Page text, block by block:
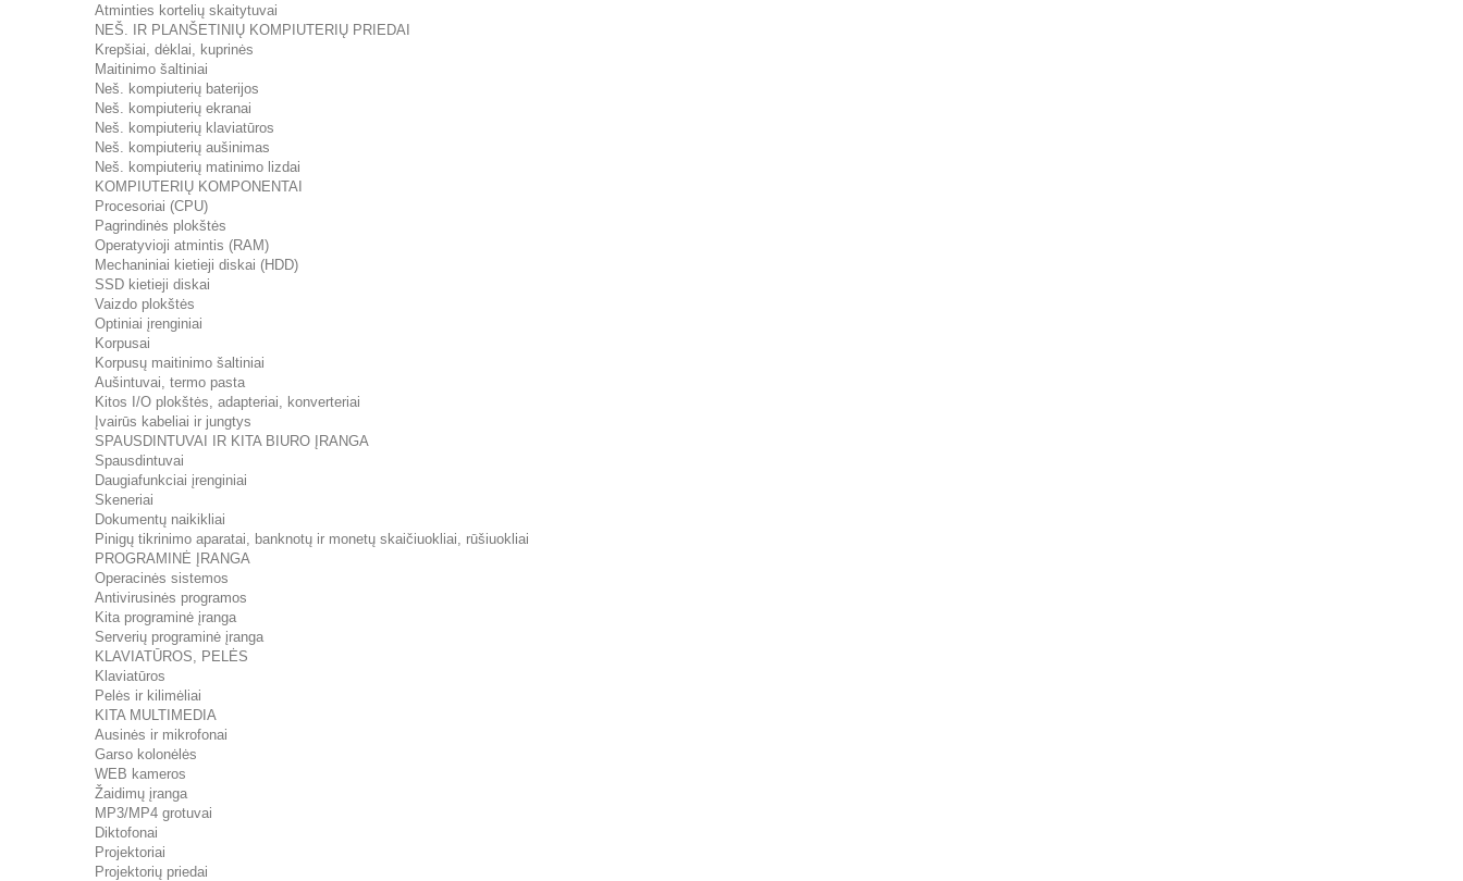
Atminties kortelių skaitytuvai
NEŠ. IR PLANŠETINIŲ KOMPIUTERIŲ PRIEDAI
Krepšiai, dėklai, kuprinės
Maitinimo šaltiniai
Neš. kompiuterių baterijos
Neš. kompiuterių ekranai
Neš. kompiuterių klaviatūros
Neš. kompiuterių aušinimas
Neš. kompiuterių matinimo lizdai
KOMPIUTERIŲ KOMPONENTAI
Procesoriai (CPU)
Pagrindinės plokštės
Operatyvioji atmintis (RAM)
Mechaniniai kietieji diskai (HDD)
SSD kietieji diskai
Vaizdo plokštės
Optiniai įrenginiai
Korpusai
Korpusų maitinimo šaltiniai
Aušintuvai, termo pasta
Kitos I/O plokštės, adapteriai, konverteriai
Įvairūs kabeliai ir jungtys
SPAUSDINTUVAI IR KITA BIURO ĮRANGA
Spausdintuvai
Daugiafunkciai įrenginiai
Skeneriai
Dokumentų naikikliai
Pinigų tikrinimo aparatai, banknotų ir monetų skaičiuokliai, rūšiuokliai
PROGRAMINĖ ĮRANGA
Operacinės sistemos
Antivirusinės programos
Kita programinė įranga
Serverių programinė įranga
KLAVIATŪROS, PELĖS
Klaviatūros
Pelės ir kilimėliai
KITA MULTIMEDIA
Ausinės ir mikrofonai
Garso kolonėlės
WEB kameros
Žaidimų įranga
MP3/MP4 grotuvai
Diktofonai
Projektoriai
Projektorių priedai